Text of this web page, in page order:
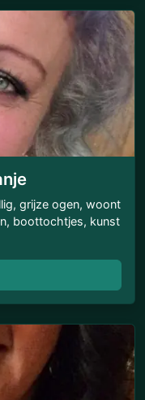
grijze ogen, woont
boottochtjes, kunst